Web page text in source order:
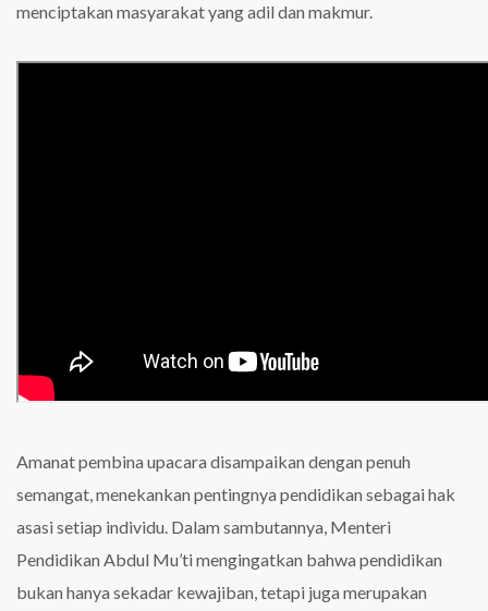
menciptakan masyarakat yang adil dan makmur.
Amanat pembina upacara disampaikan dengan penuh
semangat, menekankan pentingnya pendidikan sebagai hak
asasi setiap individu. Dalam sambutannya, Menteri
Pendidikan Abdul Mu’ti mengingatkan bahwa pendidikan
bukan hanya sekadar kewajiban, tetapi juga merupakan